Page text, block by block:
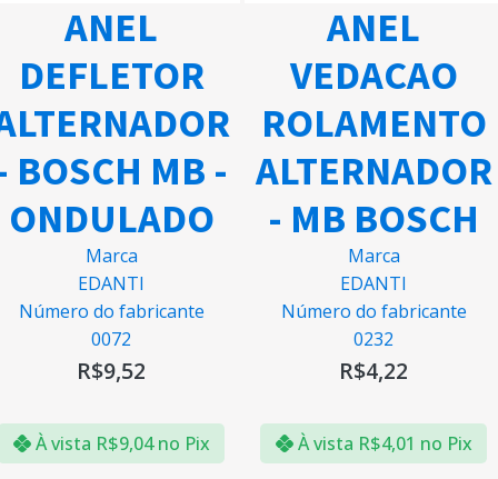
ANEL
DEFLETOR
BOSCH MB -
ONDULADO
Marca
EDANTI
Número do fabricante
0072
R$9,52
À vista R$9,04 no Pix
ANEL
VEDACAO
ROLAMENTO
ALTERNADOR
- MB BOSCH
Marca
EDANTI
Número do fabricante
0232
R$4,22
À vista R$4,01 no Pix